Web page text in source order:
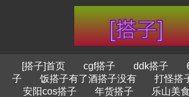
[搭子]首页 cgf搭子 ddk搭子
子
饭搭子有了酒搭子没有 打怪搭
安阳cos搭子
年货搭子 乐山美